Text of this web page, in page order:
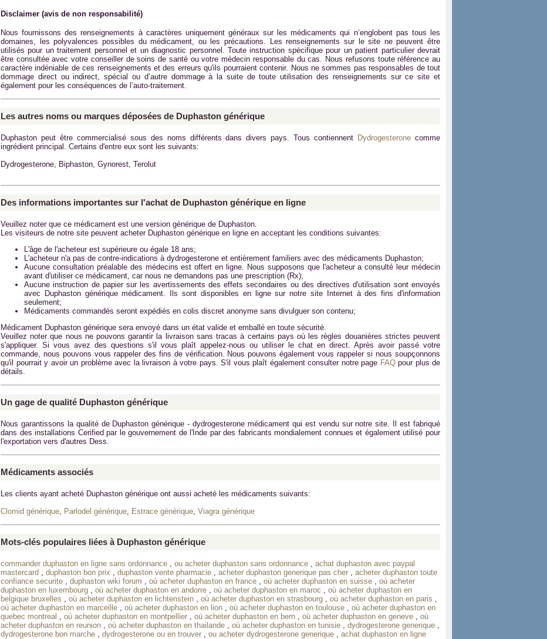
Disclaimer (avis de non responsabilité)
Nous fournissons des renseignements à caractères uniquement généraux sur les médicaments qui n’englobent pas tous les
domaines, les polyvalences possibles du médicament, ou les précautions. Les renseignements sur le site ne peuvent être
utilisés pour un traitement personnel et un diagnostic personnel. Toute instruction spécifique pour un patient particulier devrait
être consultée avec votre conseiller de soins de santé ou votre médecin responsable du cas. Nous refusons toute référence au
caractère indéniable de ces renseignements et des erreurs qu'ils pourraient contenir. Nous ne sommes pas responsables de tout
dommage direct ou indirect, spécial ou d’autre dommage à la suite de toute utilisation des renseignements sur ce site et
également pour les conséquences de l’auto-traitement.
Les autres noms ou marques déposées de Duphaston générique
Duphaston peut être commercialisé sous des noms différents dans divers pays. Tous contiennent Dydrogesterone comme
ingrédient principal. Certains d'entre eux sont les suivants:
Dydrogesterone
Biphaston Gynorest Terolut
Des informations importantes sur l'achat de Duphaston générique en ligne
Veuillez noter que ce médicament est une version générique de Duphaston.
Les visiteurs de notre site peuvent acheter Duphaston générique en ligne en acceptant les conditions suivantes:
L'âge de l'acheteur est supérieure ou égale 18 ans;
L'acheteur n'a pas de contre-indications à dydrogesterone et entièrement familiers avec des médicaments Duphaston;
Aucune consultation préalable des médecins est offert en ligne. Nous supposons que l'acheteur a consulté leur médecin
avant d'utiliser ce médicament, car nous ne demandons pas une prescription (Rx);
Aucune instruction de papier sur les avertissements des effets secondaires ou des directives d'utilisation sont envoyés
avec
Duphaston génériquemédicament. Ils sont disponibles en ligne sur notre site Internet à des fins d'information
seulement;
Médicaments commandés seront expédiés en colis discret anonyme sans divulguer son contenu;
Médicament Duphaston générique sera envoyé dans un état valide et emballé en toute sécurité.
Veuillez noter que nous ne pouvons garantir la livraison sans tracas à certains pays où les règles douanières strictes peuvent
s'appliquer. Si vous avez des questions s'il vous plaît appelez-nous ou utiliser le chat en direct. Après avoir passé votre
commande, nous pouvons vous rappeler des fins de vérification. Nous pouvons également vous rappeler si nous soupçonnons
qu'il pourrait y avoir un problème avec la livraison à votre pays. S'il vous plaît également consulter notre page FAQpour plus de
détails.
Un gage de qualité Duphaston générique
Nous garantissons la qualité de Duphaston générique - dydrogesterone médicament qui est vendu sur notre site. Il est fabriqué
dans des installations Cerified par le gouvernement de l'Inde par des fabricants mondialement connues et également utilisé pour
l'exportation vers d'autres Dess.
Médicaments associés
Les clients ayant acheté Duphaston générique ont aussi acheté les médicaments suivants:
Clomid générique
Parlodel générique Estrace générique Viagra générique
Mots-clés populaires liées à Duphaston générique
commander duphaston en ligne sans ordonnance ou acheter duphaston sans ordonnance
achat duphaston avec paypal
mastercard
duphaston bon prix duphaston vente pharmacie acheter duphaston generique pas cher
acheter duphaston toute
confiance securite
duphaston wiki forum où acheter duphaston en france où acheter duphaston en suisse
où acheter
duphaston en luxembourg
où acheter duphaston en andorre où acheter duphaston en maroc
où acheter duphaston en
belgique bruxelles
où acheter duphaston en lichtenstein où acheter duphaston en strasbourg où acheter duphaston en paris
où acheter duphaston en marceille
où acheter duphaston en lion où acheter duphaston en toulouse
où acheter duphaston en
quebec montreal
où acheter duphaston en montpellier où acheter duphaston en bern où acheter duphaston en geneve
où
acheter duphaston en reunion
où acheter duphaston en thailande où acheter duphaston en tunisie dydrogesterone generique
dydrogesterone bon marche
dydrogesterone ou en trouver ou acheter dydrogesterone generique
achat duphaston en ligne